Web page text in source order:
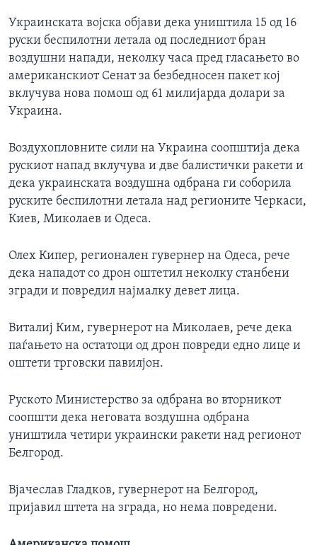
Украинската војска објави дека уништила 15 од 16
руски беспилотни летала од последниот бран
воздушни напади, неколку часа пред гласањето во
американскиот Сенат за безбедносен пакет кој
вклучува нова помош од 61 милијарда долари за
Украина.
Воздухопловните сили на Украина соопштија дека
рускиот напад вклучува и две балистички ракети и
дека украинската воздушна одбрана ги соборила
руските беспилотни летала над регионите Черкаси,
Киев, Миколаев и Одеса.
Олех Кипер, регионален гувернер на Одеса, рече
дека нападот со дрон оштетил неколку станбени
згради и повредил најмалку девет лица.
Виталиј Ким, гувернерот на Миколаев, рече дека
паѓањето на остатоци од дрон повреди едно лице и
оштети трговски павилјон.
Руското Министерство за одбрана во вторникот
соопшти дека неговата воздушна одбрана
уништила четири украински ракети над регионот
Белгород.
Вјачеслав Гладков, гувернерот на Белгород,
пријавил штета на зграда, но нема повредени.